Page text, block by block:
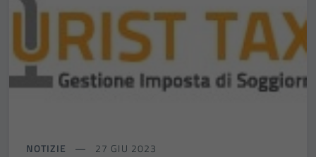
NOTIZIE 27 GIU 2023